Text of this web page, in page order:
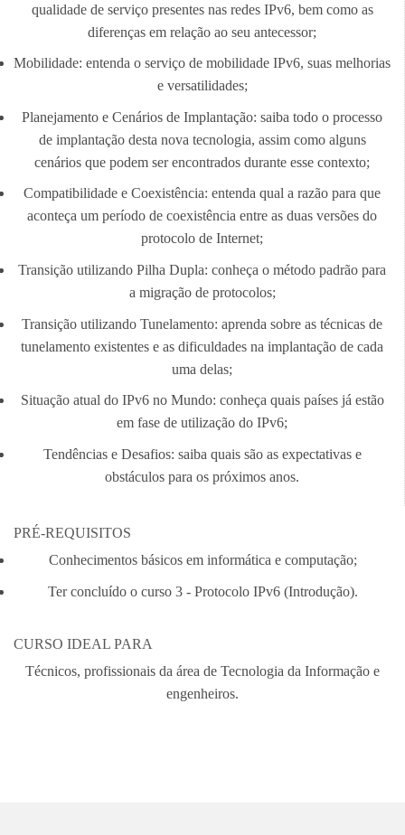
qualidade de serviço presentes nas redes IPv6, bem como as
diferenças em relação ao seu antecessor;
Mobilidade: entenda o serviço de mobilidade IPv6, suas melhorias
e versatilidades;
Planejamento e Cenários de Implantação: saiba todo o processo
de implantação desta nova tecnologia, assim como alguns
cenários que podem ser encontrados durante esse contexto;
Compatibilidade e Coexistência: entenda qual a razão para que
aconteça um período de coexistência entre as duas versões do
protocolo de Internet;
Transição utilizando Pilha Dupla: conheça o método padrão para
a migração de protocolos;
Transição utilizando Tunelamento: aprenda sobre as técnicas de
tunelamento existentes e as dificuldades na implantação de cada
uma delas;
Situação atual do IPv6 no Mundo: conheça quais países já estão
em fase de utilização do IPv6;
Tendências e Desafios: saiba quais são as expectativas e
obstáculos para os próximos anos.
PRÉ-REQUISITOS
Conhecimentos básicos em informática e computação;
Ter concluído o curso 3 - Protocolo IPv6 (Introdução).
CURSO IDEAL PARA
Técnicos, profissionais da área de Tecnologia da Informação e
engenheiros.